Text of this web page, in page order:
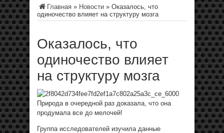
Главная » Новости » Оказалось, что
одиночество влияет на структуру мозга
Оказалось, что
одиночество влияет
на структуру мозга
Природа в очередной раз доказала, что она
продумала все до мелочей!
Группа исследователей изучила данные